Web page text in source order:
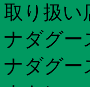
取り扱い
ナダグー
ナダグー